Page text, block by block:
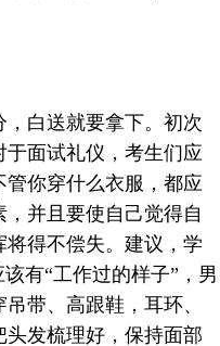
白送就要拿下。初次
于面试礼仪，考生们应
你穿什么衣服，都应
并且要使自己觉得自
得不偿失。建议，学
有“工作过的样子”，男
带、高跟鞋，耳环、
发梳理好，保持面部